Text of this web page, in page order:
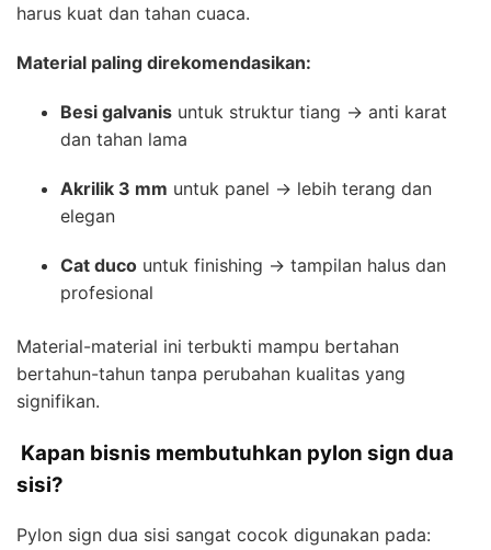
harus kuat dan tahan cuaca.
Material paling direkomendasikan:
Besi galvanis untuk struktur tiang → anti karat
dan tahan lama
Akrilik 3 mm untuk panel → lebih terang dan
elegan
Cat duco untuk finishing → tampilan halus dan
profesional
Material-material ini terbukti mampu bertahan
bertahun-tahun tanpa perubahan kualitas yang
signifikan.
Kapan bisnis membutuhkan pylon sign dua
sisi?
Pylon sign dua sisi sangat cocok digunakan pada: